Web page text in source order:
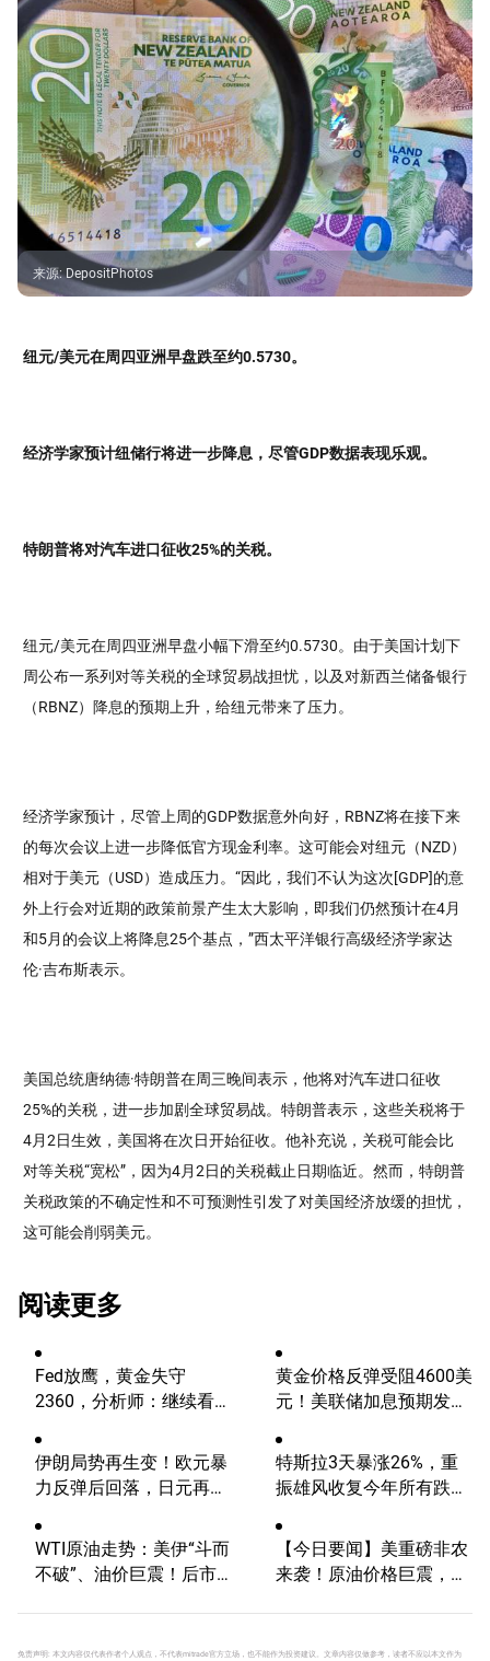
来源:DepositPhotos
纽元/美元在周四亚洲早盘跌至约0.5730。
经济学家预计纽储行将进一步降息，尽管GDP数据表现乐观。
特朗普将对汽车进口征收25%的关税。
纽元/美元在周四亚洲早盘小幅下滑至约0.5730。由于美国计划下
周公布一系列对等关税的全球贸易战担忧，以及对新西兰储备银行
（RBNZ）降息的预期上升，给纽元带来了压力。
经济学家预计，尽管上周的GDP数据意外向好，RBNZ将在接下来
的每次会议上进一步降低官方现金利率。这可能会对纽元（NZD）
相对于美元（USD）造成压力。“因此，我们不认为这次[GDP]的意
外上行会对近期的政策前景产生太大影响，即我们仍然预计在4月
和5月的会议上将降息25个基点，”西太平洋银行高级经济学家达
伦·吉布斯表示。
美国总统唐纳德·特朗普在周三晚间表示，他将对汽车进口征收
25%的关税，进一步加剧全球贸易战。特朗普表示，这些关税将于
4月2日生效，美国将在次日开始征收。他补充说，关税可能会比
对等关税“宽松”，因为4月2日的关税截止日期临近。然而，特朗普
关税政策的不确定性和不可预测性引发了对美国经济放缓的担忧，
这可能会削弱美元。
阅读更多
Fed放鹰，黄金失守
2360，分析师：继续看
黄金价格反弹受阻4600美
元！美联储加息预期发
伊朗局势再生变！欧元暴
力反弹后回落，日元再度
特斯拉3天暴涨26%，重
振雄风收复今年所有跌
调？
WTI原油走势：美伊“斗而
不破”、油价巨震！后市
【今日要闻】美重磅非农
来袭！原油价格巨震，白
免责声明: 本文内容仅代表作者个人观点，不代表mitrade官方立场，也不能作为投资建议。文章内容仅做参考，读者不应以本文作为